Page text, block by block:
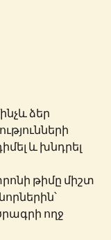
ձեր
և խնդրել
թիմը միշտ
ողջ